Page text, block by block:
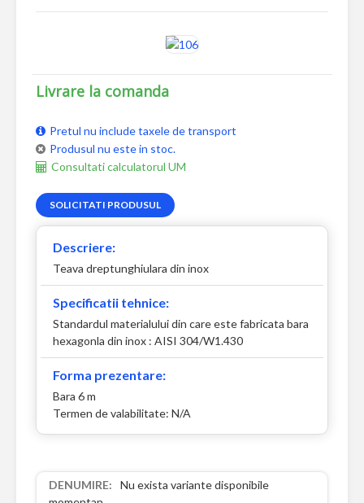
Livrare la comanda
Pretul nu include taxele de transport
Produsul nu este in stoc.
Consultati calculatorul UM
SOLICITATI PRODUSUL
Descriere:
Teava dreptunghiulara din inox
Specificatii tehnice:
Standardul materialului din care este fabricata bara
hexagonla din inox : AISI 304/W1.430
Forma prezentare:
Bara 6 m
Termen de valabilitate: N/A
Nu exista variante disponibile